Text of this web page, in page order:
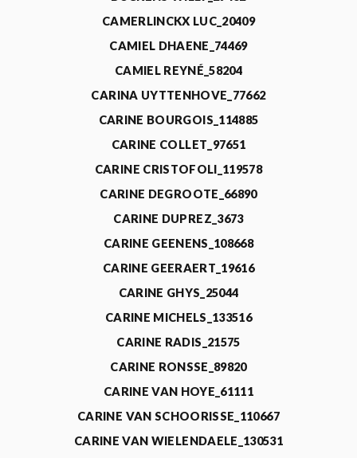
CAMERLINCKX LUC_20409
CAMIEL DHAENE_74469
CAMIEL REYNÉ_58204
CARINA UYTTENHOVE_77662
CARINE BOURGOIS_114885
CARINE COLLET_97651
CARINE CRISTOFOLI_119578
CARINE DEGROOTE_66890
CARINE DUPREZ_3673
CARINE GEENENS_108668
CARINE GEERAERT_19616
CARINE GHYS_25044
CARINE MICHELS_133516
CARINE RADIS_21575
CARINE RONSSE_89820
CARINE VAN HOYE_61111
CARINE VAN SCHOORISSE_110667
CARINE VAN WIELENDAELE_130531